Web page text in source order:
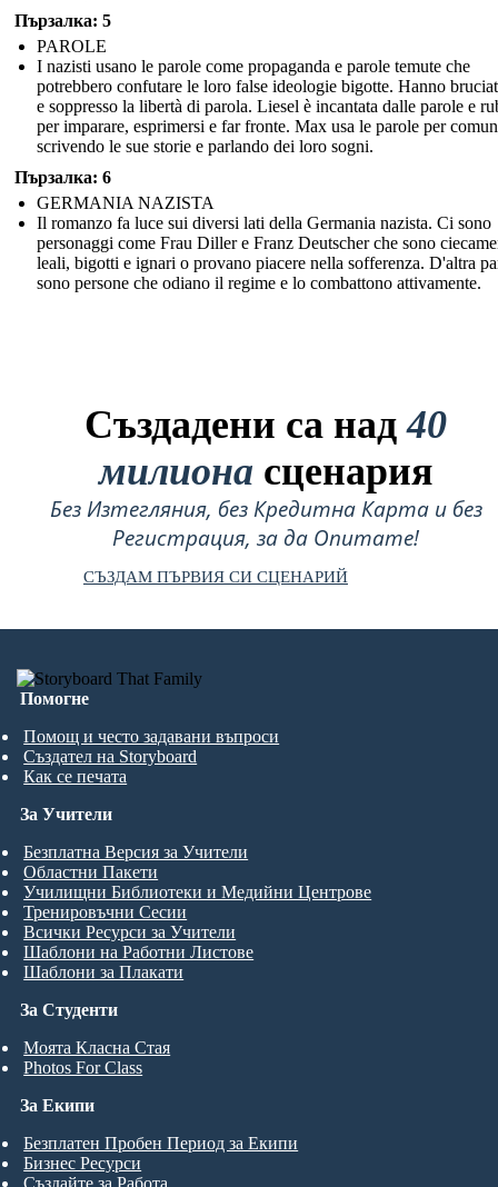
Пързалка: 5
PAROLE
I nazisti usano le parole come propaganda e parole temute che
potrebbero confutare le loro false ideologie bigotte. Hanno
e soppresso la libertà di parola. Liesel è incantata dalle parole e
per imparare, esprimersi e far fronte. Max usa le parole per
scrivendo le sue storie e parlando dei loro sogni.
Пързалка: 6
GERMANIA NAZISTA
Il romanzo fa luce sui diversi lati della Germania nazista. Ci sono
personaggi come Frau Diller e Franz Deutscher che sono
leali, bigotti e ignari o provano piacere nella sofferenza. D'altra
sono persone che odiano il regime e lo combattono attivamente.
Създадени са над40
милиона сценария
Без Изтегляния, без Кредитна Карта и без
Регистрация, за да Опитате!
СЪЗДАМ ПЪРВИЯ СИ СЦЕНАРИЙ
Помогне
Помощ и често задавани въпроси
Създател на Storyboard
Как се печата
За Студенти
Моята Класна Стая
Photos For Class
За Учители
Безплатна Версия за Учители
Областни Пакети
Училищни Библиотеки и Медийни Центрове
Тренировъчни Сесии
Всички Ресурси за Учители
Шаблони на Работни Листове
Шаблони за Плакати
За Екипи
Безплатен Пробен Период за Екипи
Бизнес Ресурси
Създайте за Работа